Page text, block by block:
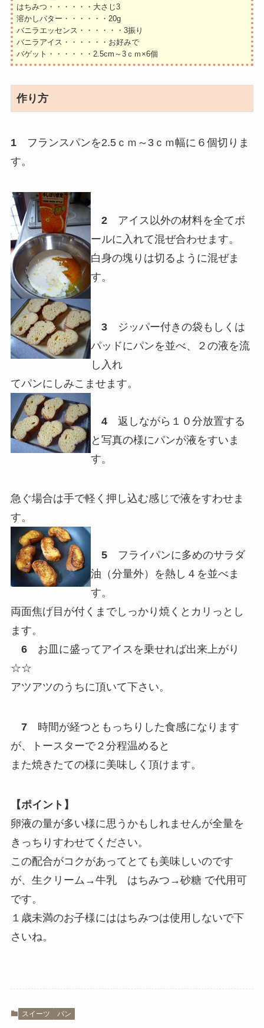
はちみつ・・・・・・大さじ3
溶かしバター・・・・・・20g
バニラエッセンス・・・・・・3振り
バニラアイス・・・・・・お好みで
バゲット・・・・・・2.5cm～3ｃｍ×6個
作り方
1フランスパンを2.5ｃｍ～3ｃｍ幅に６個切りま
す。
2アイス以外の材料を全てボ
ールに入れて混ぜ合わせます。
白身の塊りは切るように混ぜま
す。
3ジッパー付きの袋もしくは
パッドにパンを並べ、２の液を流
し入れ
てパンにしみこませます。
4返しながら１０分放置する
と写真の様にパンが液をすいま
す。
急ぐ場合は手で軽く押し込む感じで液をすわせま
す。
5フライパンに多めのサラダ
油（分量外）を熱し４を並べま
す。
両面焦げ目が付くまでしっかり焼くとカリっとし
ます。
6お皿に盛ってアイスを乗せれば出来上がり
☆☆
アツアツのうちに頂いて下さい。
7時間が経つともっちりした食感になります
が、トースターで２分程温めると
また焼きたての様に美味しく頂けます。
【ポイント】
卵液の量が多い様に思うかもしれませんが全量を
きっちりすわせてください。
この配合がコクがあってとても美味しいのです
が、生クリーム→牛乳 はちみつ→砂糖 で代用可
です。
１歳未満のお子様にははちみつは使用しないで下
さいね。
スイーツ パン